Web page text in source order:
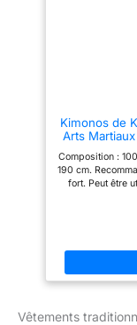
great! Simple yet
kuroro gloss do is
resin do-dai
fantastic! This set is
with a tare that ties
together. The 8mm
the upper obi will
the perfect fit that
O-dare and ko-
stitched with
shape to a vital part
Kimonos de
Arts
Composition :
190 cm.
fort. Peut être
en machine
laver
Vêtements